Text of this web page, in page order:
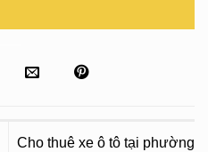
Cho thuê xe ô tô tại phường